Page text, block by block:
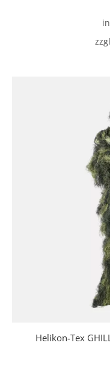
Helikon-Tex